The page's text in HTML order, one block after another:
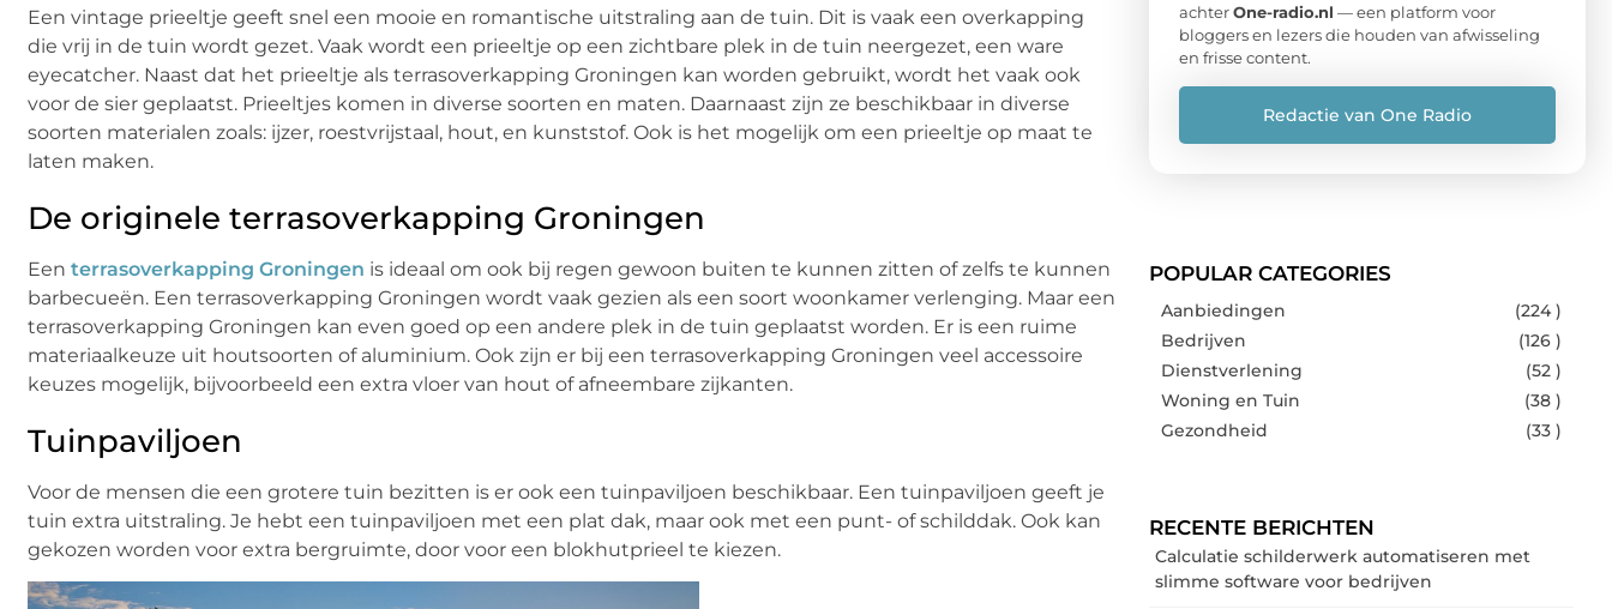
Een vintage prieeltje geeft snel een mooie en romantische uitstraling aan de tuin. Dit is vaak een overkapping
die vrij in de tuin wordt gezet. Vaak wordt een prieeltje op een zichtbare plek in de tuin neergezet, een ware
eyecatcher. Naast dat het prieeltje als terrasoverkapping Groningen kan worden gebruikt, wordt het vaak ook
voor de sier geplaatst. Prieeltjes komen in diverse soorten en maten. Daarnaast zijn ze beschikbaar in diverse
soorten materialen zoals: ijzer, roestvrijstaal, hout, en kunststof. Ook is het mogelijk om een prieeltje op maat te
laten maken.
De originele terrasoverkapping Groningen
Een terrasoverkapping Groningen is ideaal om ook bij regen gewoon buiten te kunnen zitten of zelfs te kunnen
barbecueën. Een terrasoverkapping Groningen wordt vaak gezien als een soort woonkamer verlenging. Maar een
terrasoverkapping Groningen kan even goed op een andere plek in de tuin geplaatst worden. Er is een ruime
materiaalkeuze uit houtsoorten of aluminium. Ook zijn er bij een terrasoverkapping Groningen veel accessoire
keuzes mogelijk, bijvoorbeeld een extra vloer van hout of afneembare zijkanten.
Tuinpaviljoen
Voor de mensen die een grotere tuin bezitten is er ook een tuinpaviljoen beschikbaar. Een tuinpaviljoen geeft je
tuin extra uitstraling. Je hebt een tuinpaviljoen met een plat dak, maar ook met een punt- of schilddak. Ook kan
gekozen worden voor extra bergruimte, door voor een blokhutprieel te kiezen.
achterOne-radio.nl — een platform voor
bloggers en lezers die houden van afwisseling
en frisse content.
Redactie van One Radio
POPULAR CATEGORIES
Aanbiedingen
(224 )
Bedrijven
(126 )
Dienstverlening
(52 )
Woning en Tuin
(38 )
Gezondheid
(33 )
RECENTE BERICHTEN
Calculatie schilderwerk automatiseren met
slimme software voor bedrijven